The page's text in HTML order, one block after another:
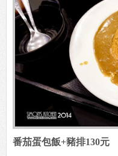
番茄蛋包飯+豬排130元